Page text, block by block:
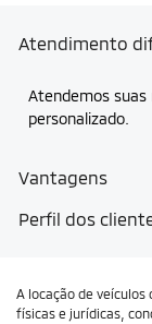
Atendimento
Atendemos suas
personalizado.
Vantagens
Perfil dos
A locação de veículos
físicas e jurídicas,